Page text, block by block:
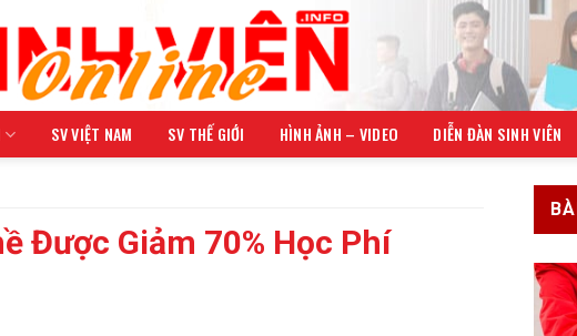
SV VIỆT NAM SV THẾ GIỚI HÌNH ẢNH – VIDEO DIỄN ĐÀN SINH VIÊN
Được Giảm 70% Học Phí